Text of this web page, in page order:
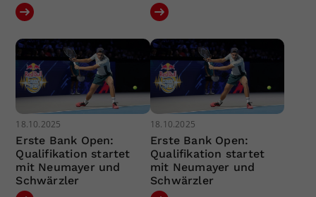
18.10.2025
Erste Bank Open:
Qualifikation startet
mit Neumayer und
Schwärzler
18.10.2025
Erste Bank Open:
Qualifikation startet
mit Neumayer und
Schwärzler